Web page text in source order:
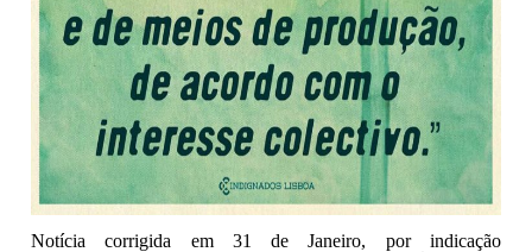
Notícia corrigida em 31 de Janeiro, por indicação